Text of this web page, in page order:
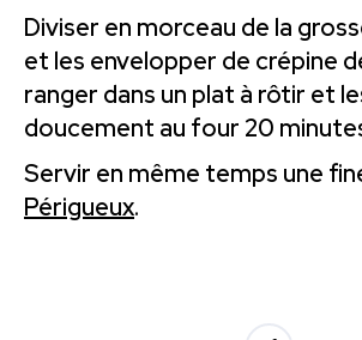
Diviser en morceau de la
et les envelopper de crépine
ranger dans un plat à rôtir et
doucement au four 20
Servir en même temps une
Périgueux.